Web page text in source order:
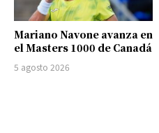
Mariano Navone avanza en
el Masters 1000 de Canadá
5 agosto 2026